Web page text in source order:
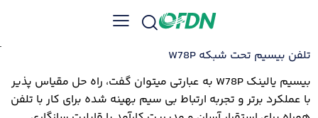
تلفن بیسیم تحت شبکه W78P
بیسیم یالینک W78P به عبارتی میتوان گفت، راه حل مقیاس پذیر
با عملکرد برتر و تجربه ارتباط بی سیم بهینه شده برای کار با تلفن